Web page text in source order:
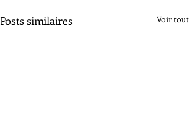
Posts similaires Voir tout